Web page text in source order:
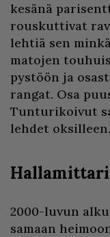
kesänä
rouskuttivat
lehtiä sen
matojen
pystöön ja
rangat. Osa
Tunturikoivut
lehdet oksilleen.
2000-luvun
samaan